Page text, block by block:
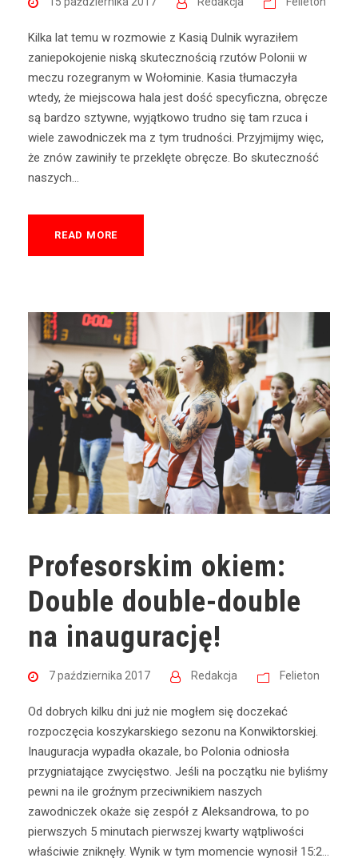
Kilka lat temu w rozmowie z Kasią Dulnik wyraziłem
zaniepokojenie niską skutecznością rzutów Polonii w
meczu rozegranym w Wołominie. Kasia tłumaczyła
wtedy, że miejscowa hala jest dość specyficzna, obręcze
są bardzo sztywne, wyjątkowo trudno się tam rzuca i
wiele zawodniczek ma z tym trudności. Przyjmijmy więc,
że znów zawiniły te przeklęte obręcze. Bo skuteczność
naszych...
READ MORE
Profesorskim okiem:
Double double-double
na inaugurację!
7 października 2017 Redakcja Felieton
Od dobrych kilku dni już nie mogłem się doczekać
rozpoczęcia koszykarskiego sezonu na Konwiktorskiej.
Inauguracja wypadła okazale, bo Polonia odniosła
przygniatające zwycięstwo. Jeśli na początku nie byliśmy
pewni na ile groźnym przeciwnikiem naszych
zawodniczek okaże się zespół z Aleksandrowa, to po
pierwszych 5 minutach pierwszej kwarty wątpliwości
właściwie zniknęły. Wynik w tym momencie wynosił 15:2...